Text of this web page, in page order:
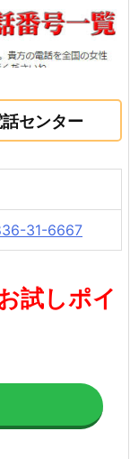
センター
31-6667
試しポイ